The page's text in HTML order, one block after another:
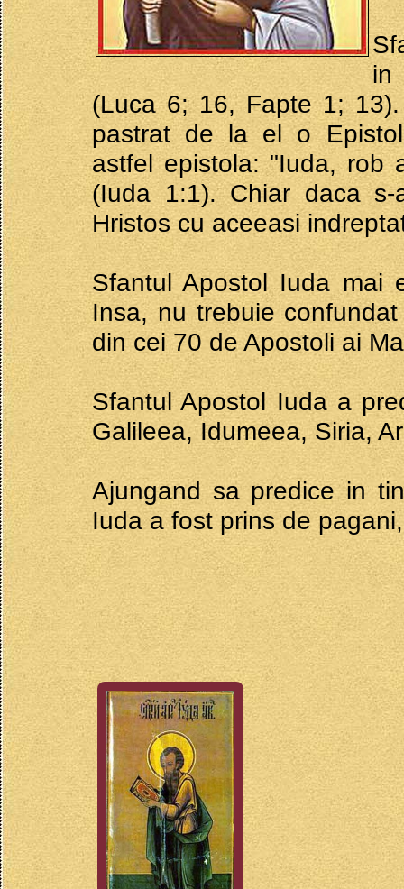
in
(Luca 6; 16, Fapte 1;
pastrat de la el o
astfel epistola: "Iuda, rob
(Iuda 1:1). Chiar daca
Hristos cu aceeasi
Sfantul Apostol Iuda mai
Insa, nu trebuie
din cei 70 de Apostoli ai
Sfantul Apostol Iuda a
Galileea, Idumeea, Siria,
Ajungand sa predice in
Iuda a fost prins de